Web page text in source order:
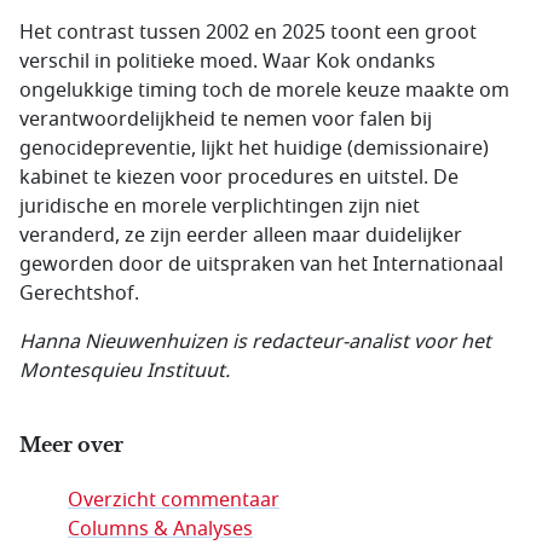
Het contrast tussen 2002 en 2025 toont een groot
verschil in politieke moed. Waar Kok ondanks
ongelukkige timing toch de morele keuze maakte om
verantwoordelijkheid te nemen voor falen bij
genocidepreventie, lijkt het huidige (demissionaire)
kabinet te kiezen voor procedures en uitstel. De
juridische en morele verplichtingen zijn niet
veranderd, ze zijn eerder alleen maar duidelijker
geworden door de uitspraken van het Internationaal
Gerechtshof.
Hanna Nieuwenhuizen is redacteur-analist voor het
Montesquieu Instituut.
Meer over
Overzicht commentaar
Columns & Analyses